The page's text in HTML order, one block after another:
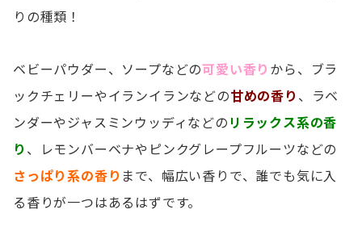
りの種類！
ベビーパウダー、ソープなどの可愛い香り から、ブラ
ックチェリーやイランイランなどの甘めの香り 、ラベ
ンダーやジャスミンウッディなどの リラックス系の香
り 、レモンバーベナやピンクグレープフルーツなどの
さっぱり系の香り まで、幅広い香りで、誰でも気に入
る香りが一つはあるはずです。